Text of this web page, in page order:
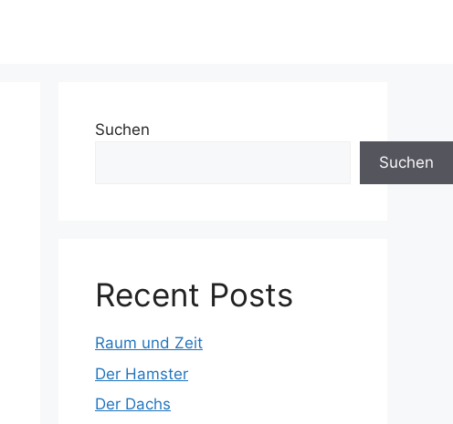
Suchen
Suchen
Recent Posts
Raum und Zeit
Der Hamster
Der Dachs